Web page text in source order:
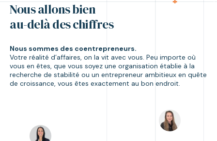
Nous allons bien
au-delà des chiffres
Nous sommes des coentrepreneurs.
Votre réalité d’affaires, on la vit avec vous. Peu importe où
vous en êtes, que vous soyez une organisation établie à la
recherche de stabilité ou un entrepreneur ambitieux en quête
de croissance, vous êtes exactement au bon endroit.